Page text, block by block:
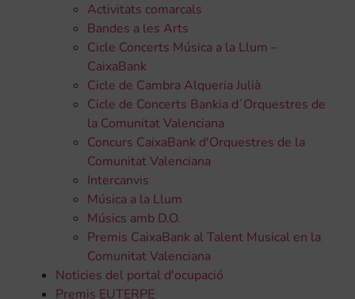
Activitats comarcals
Bandes a les Arts
Cicle Concerts Música a la Llum –
CaixaBank
Cicle de Cambra Alqueria Julià
Cicle de Concerts Bankia d´Orquestres de
la Comunitat Valenciana
Concurs CaixaBank d'Orquestres de la
Comunitat Valenciana
Intercanvis
Música a la Llum
Músics amb D.O.
Premis CaixaBank al Talent Musical en la
Comunitat Valenciana
Noticies del portal d'ocupació
Premis EUTERPE